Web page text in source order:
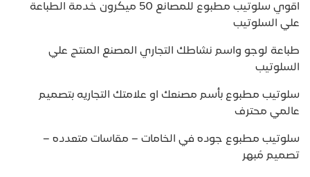
اقوي سلوتيب مطبوع للمصانع 50 ميكرون خدمة الطباعة
علي السلوتيب
طباعة لوجو واسم نشاطك التجاري المصنع المنتج علي
السلوتيب
سلوتيب مطبوع بأسم مصنعك او علامتك التجاريه بتصميم
عالمي محترف
سلوتيب مطبوع جوده في الخامات – مقاسات متعدده –
تصميم مُبهر